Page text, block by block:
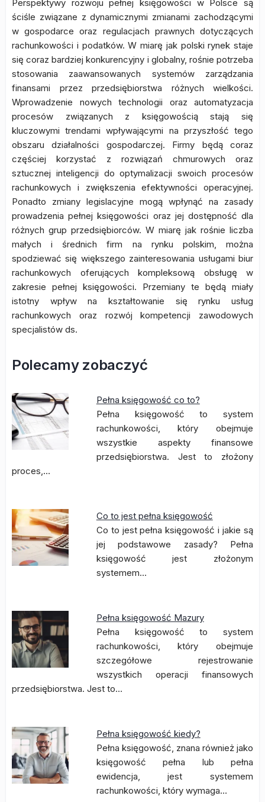
Perspektywy rozwoju pełnej księgowości w Polsce są
ściśle związane z dynamicznymi zmianami zachodzącymi
w gospodarce oraz regulacjach prawnych dotyczących
rachunkowości i podatków. W miarę jak polski rynek staje
się coraz bardziej konkurencyjny i globalny, rośnie potrzeba
stosowania zaawansowanych systemów zarządzania
finansami przez przedsiębiorstwa różnych wielkości.
Wprowadzenie nowych technologii oraz automatyzacja
procesów związanych z księgowością stają się
kluczowymi trendami wpływającymi na przyszłość tego
obszaru działalności gospodarczej. Firmy będą coraz
częściej korzystać z rozwiązań chmurowych oraz
sztucznej inteligencji do optymalizacji swoich procesów
rachunkowych i zwiększenia efektywności operacyjnej.
Ponadto zmiany legislacyjne mogą wpłynąć na zasady
prowadzenia pełnej księgowości oraz jej dostępność dla
różnych grup przedsiębiorców. W miarę jak rośnie liczba
małych i średnich firm na rynku polskim, można
spodziewać się większego zainteresowania usługami biur
rachunkowych oferujących kompleksową obsługę w
zakresie pełnej księgowości. Przemiany te będą miały
istotny wpływ na kształtowanie się rynku usług
rachunkowych oraz rozwój kompetencji zawodowych
specjalistów ds.
Polecamy zobaczyć
Pełna księgowość co to?
Pełna księgowość to system
rachunkowości, który obejmuje
wszystkie aspekty finansowe
przedsiębiorstwa. Jest to złożony
proces,…
Co to jest pełna księgowość
Co to jest pełna księgowość i jakie są
jej podstawowe zasady? Pełna
księgowość jest złożonym
systemem…
Pełna księgowość Mazury
Pełna księgowość to system
rachunkowości, który obejmuje
szczegółowe rejestrowanie
wszystkich operacji finansowych
przedsiębiorstwa. Jest to…
Pełna księgowość kiedy?
Pełna księgowość, znana również jako
księgowość pełna lub pełna
ewidencja, jest systemem
rachunkowości, który wymaga…